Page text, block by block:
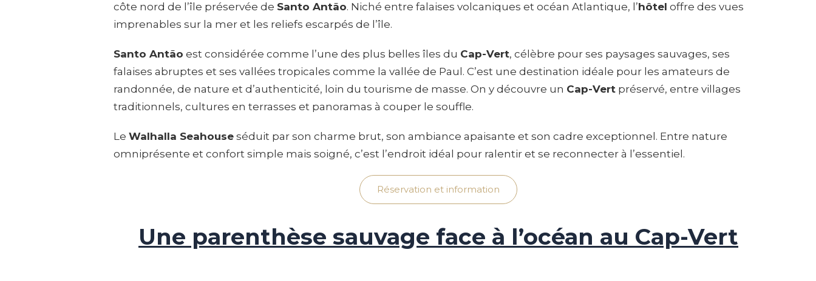
côte nord de l’île préservée de Santo Antão. Niché entre falaises volcaniques et océan Atlantique, l’hôtel offre des vues
imprenables sur la mer et les reliefs escarpés de l’île.
Santo Antão est considérée comme l’une des plus belles îles du Cap-Vert, célèbre pour ses paysages sauvages, ses
falaises abruptes et ses vallées tropicales comme la vallée de Paul. C’est une destination idéale pour les amateurs de
randonnée, de nature et d’authenticité, loin du tourisme de masse. On y découvre un Cap-Vert préservé, entre villages
traditionnels, cultures en terrasses et panoramas à couper le souffle.
Le Walhalla Seahouse séduit par son charme brut, son ambiance apaisante et son cadre exceptionnel. Entre nature
omniprésente et confort simple mais soigné, c’est l’endroit idéal pour ralentir et se reconnecter à l’essentiel.
Réservation et information
Une parenthèse sauvage face à l’océan au Cap-Vert